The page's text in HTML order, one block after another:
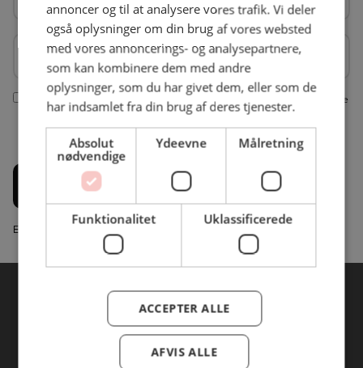
Firmanavn
Firmanavn
Ja tak, jeg vil gerne modtage nyhedsbreve fra BC Catering. Vi bruger dine
indtastede informationer fra denne formular til at sende dig nyhedsbreve
via e-mail. Du kan til enhver tid afmelde dig nyhedsbrevet igen jf. vores
privatlivspolitik
Email Marketing System fra Marketingplatform.com
annoncer og til at analysere vores trafik. Vi deler
også oplysninger om din brug af vores websted
med vores annoncerings- og analysepartnere,
som kan kombinere dem med andre
oplysninger, som du har givet dem, eller som de
har indsamlet fra din brug af deres tjenester.
Absolut
nødvendige
Ydeevne Målretning
Funktionalitet Uklassificerede
ACCEPTER ALLE
AFVIS ALLE